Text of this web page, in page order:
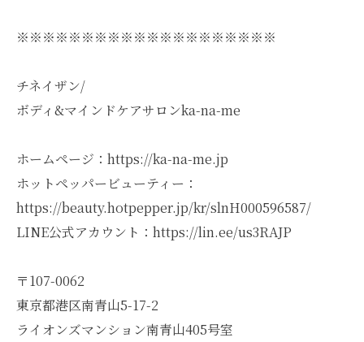
※※※※※※※※※※※※※※※※※※※※
チネイザン/
ボディ&マインドケアサロンka-na-me
ホームページ：https://ka-na-me.jp
ホットペッパービューティー：
https://beauty.hotpepper.jp/kr/slnH000596587/
LINE公式アカウント：https://lin.ee/us3RAJP
〒107-0062
東京都港区南青山5-17-2
ライオンズマンション南青山405号室